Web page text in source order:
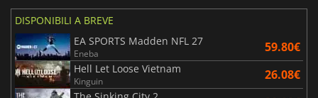
DISPONIBILI A BREVE
EA SPORTS Madden NFL 27
Eneba 59.80€
Hell Let Loose Vietnam
Kinguin 26.08€